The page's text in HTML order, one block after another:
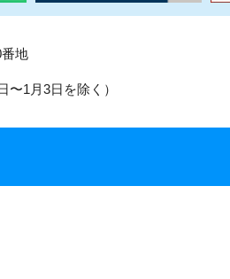
地
1月3日を除く）